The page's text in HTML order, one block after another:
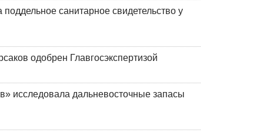
санитарное свидетельство у
одобрен Главгосэкспертизой
дальневосточные запасы